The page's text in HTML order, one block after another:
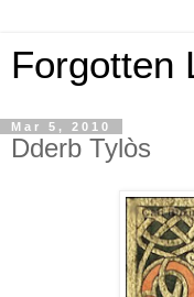
Forgotten
Mar 5, 2010
Dderb Tylòs